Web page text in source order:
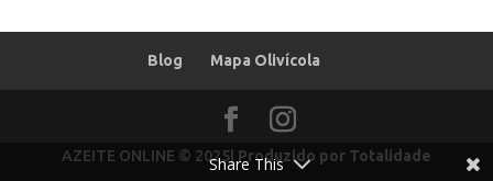
Blog Mapa Olivícola
AZEITE ONLINE © 2025| Produzido por Totalidade
Share This